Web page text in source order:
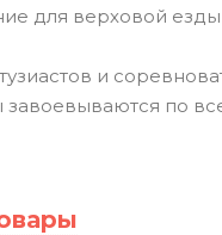
для верховой
и
по